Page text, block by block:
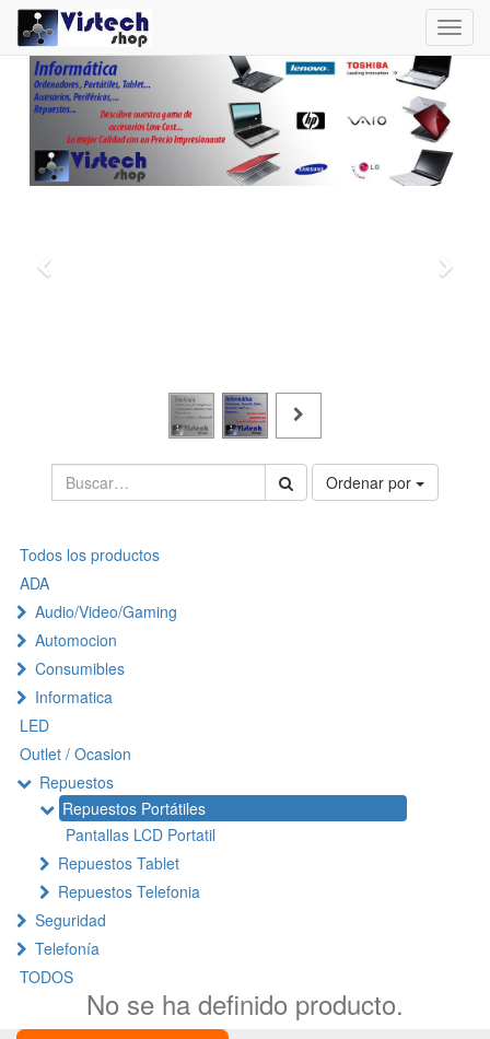
Ordenar por
Todos los productos
ADA
Audio/Video/Gaming
Automocion
Consumibles
Informatica
LED
Outlet / Ocasion
Repuestos
Repuestos Portátiles
Pantallas LCD Portatil
Repuestos Tablet
Repuestos Telefonia
Seguridad
Telefonía
TODOS
No se ha definido producto.